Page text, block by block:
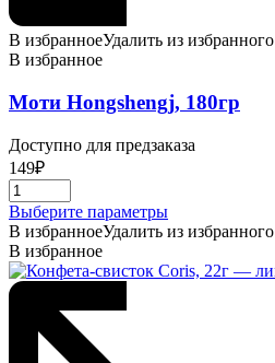
В избранноеУдалить из избранного
В избранное
Моти Hongshengj, 180гр
Доступно для предзаказа
149₽
Выберите параметрыЭтот
товар
несколько
В избранноеУдалить из избранного
В избранное